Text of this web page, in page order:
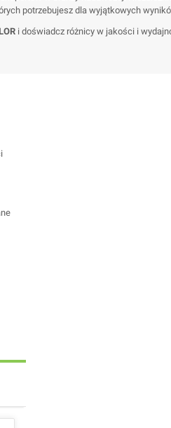
potrzebujesz dla wyjątkowych
i doświadcz różnicy w jakości i